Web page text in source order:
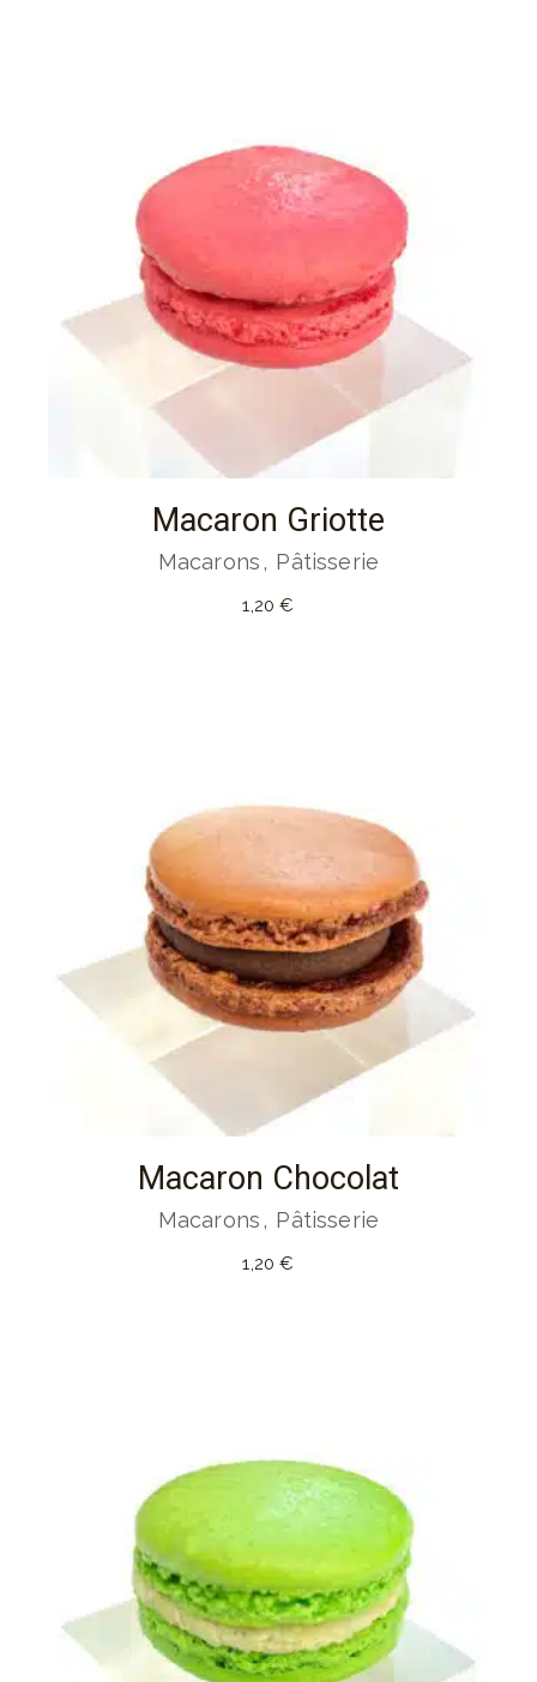
Macaron Griotte
Macarons Pâtisserie
1,20€
Macaron Chocolat
Macarons Pâtisserie
1,20€